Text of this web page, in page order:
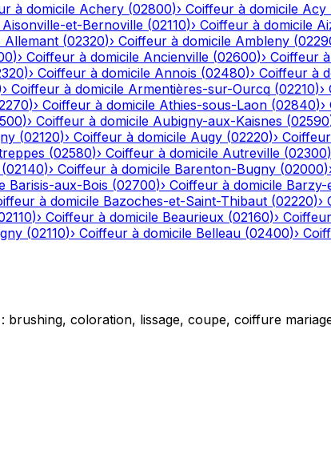
à domicile Achery (02800)› Coiffeur à domicile Acy
Aisonville-et-Bernoville (02110)› Coiffeur à domicile
Allemant (02320)› Coiffeur à domicile Ambleny (
)› Coiffeur à domicile Ancienville (02600)› Coiffeur
)› Coiffeur à domicile Annois (02480)› Coiffeur à
› Coiffeur à domicile Armentières-sur-Ourcq (02210)›
)› Coiffeur à domicile Athies-sous-Laon (02840)›
)› Coiffeur à domicile Aubigny-aux-Kaisnes (02590
(02120)› Coiffeur à domicile Augy (02220)›
(02580)› Coiffeur à domicile Autreville (02300)
(02140)› Coiffeur à domicile Barenton-Bugny (02000)
Barisis-aux-Bois (02700)› Coiffeur à domicile Barzy-
à domicile Bazoches-et-Saint-Thibaut (02220)›
)› Coiffeur à domicile Beaurieux (02160)›
(02110)› Coiffeur à domicile Belleau (02400)›
coloration, lissage, coupe, coiffure